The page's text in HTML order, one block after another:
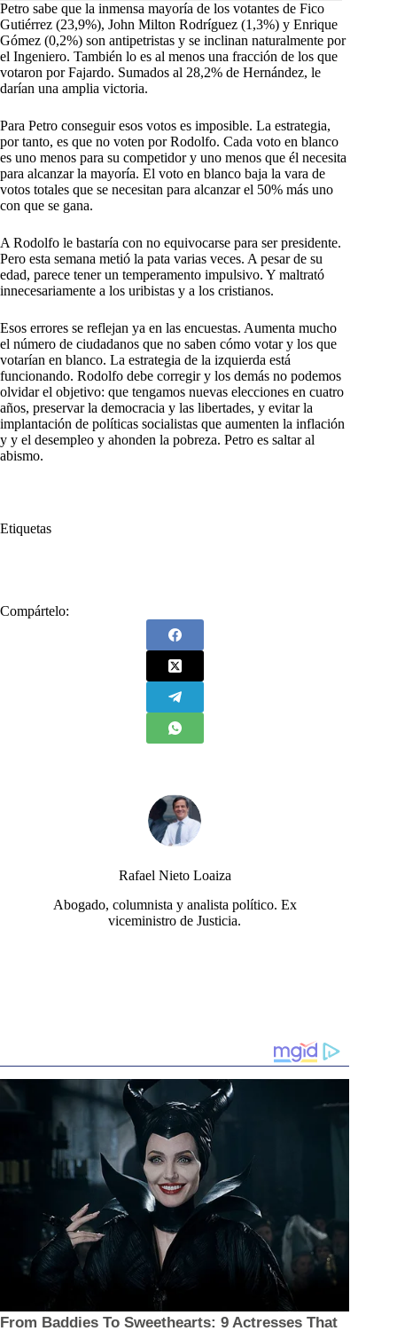
Petro sabe que la inmensa mayoría de los votantes de Fico
Gutiérrez (23,9%), John Milton Rodríguez (1,3%) y Enrique
Gómez (0,2%) son antipetristas y se inclinan naturalmente por
el Ingeniero. También lo es al menos una fracción de los que
votaron por Fajardo. Sumados al 28,2% de Hernández, le
darían una amplia victoria.
Para Petro conseguir esos votos es imposible. La estrategia,
por tanto, es que no voten por Rodolfo. Cada voto en blanco
es uno menos para su competidor y uno menos que él necesita
para alcanzar la mayoría. El voto en blanco baja la vara de
votos totales que se necesitan para alcanzar el 50% más uno
con que se gana.
A Rodolfo le bastaría con no equivocarse para ser presidente.
Pero esta semana metió la pata varias veces. A pesar de su
edad, parece tener un temperamento impulsivo. Y maltrató
innecesariamente a los uribistas y a los cristianos.
Esos errores se reflejan ya en las encuestas. Aumenta mucho
el número de ciudadanos que no saben cómo votar y los que
votarían en blanco. La estrategia de la izquierda está
funcionando. Rodolfo debe corregir y los demás no podemos
olvidar el objetivo: que tengamos nuevas elecciones en cuatro
años, preservar la democracia y las libertades, y evitar la
implantación de políticas socialistas que aumenten la inflación
y y el desempleo y ahonden la pobreza. Petro es saltar al
abismo.
Etiquetas
Compártelo:
Rafael Nieto Loaiza
Abogado, columnista y analista político. Ex
viceministro de Justicia.